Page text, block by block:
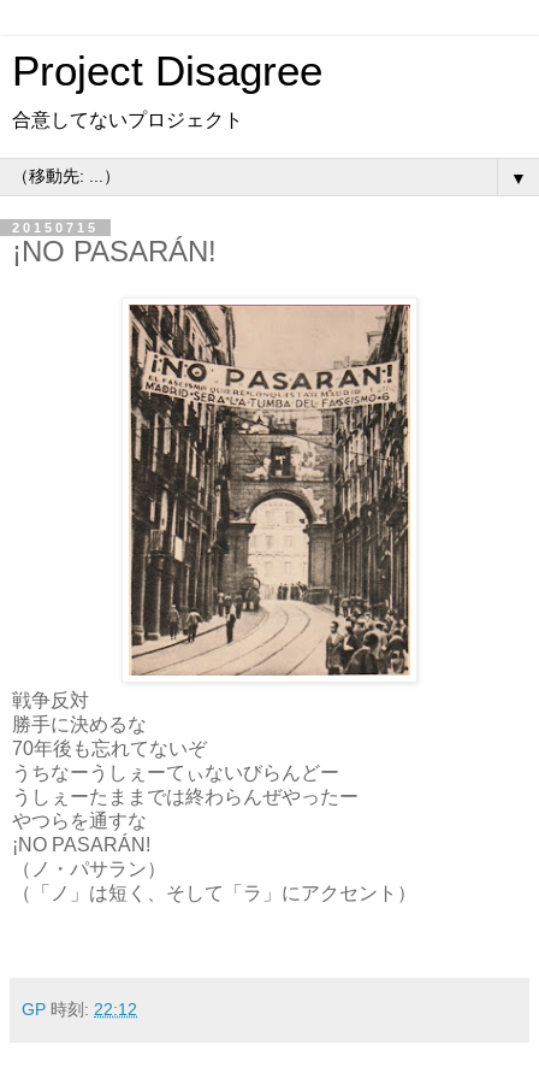
Project Disagree
合意してないプロジェクト
▼
20150715
¡NO PASARÁN!
戦争反対
勝手に決めるな
70年後も忘れてないぞ
うちなーうしぇーてぃないびらんどー
うしぇーたままでは終わらんぜやったー
やつらを通すな
¡NO PASARÁN!
（ノ・パサラン）
（「ノ」は短く、そして「ラ」にアクセント）
GP 時刻: 22:12